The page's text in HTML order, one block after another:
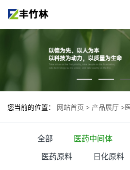
您当前的位置： 网站首页 > 产品展厅 >
全部 医药中间体
医药原料 日化原料